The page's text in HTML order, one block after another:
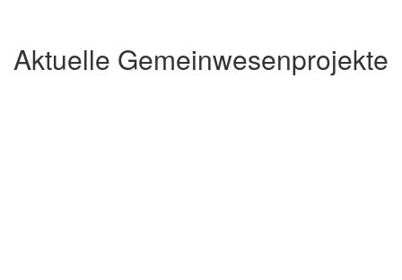
Aktuelle Gemeinwesenprojekte